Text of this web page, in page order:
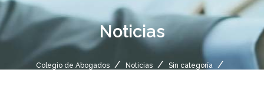
Noticias
Colegio de Abogados Noticias Sin categoría